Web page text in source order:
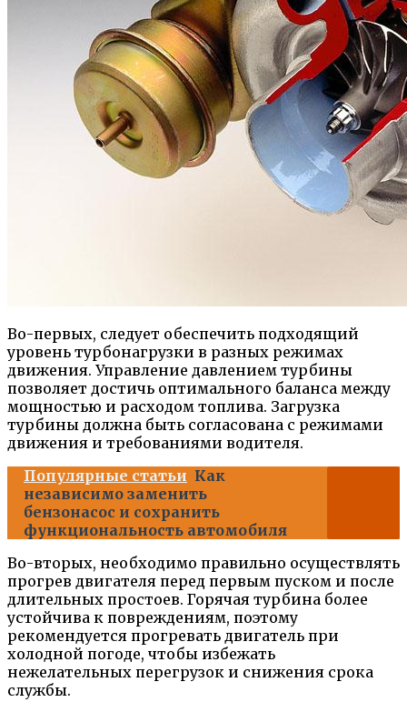
Во-первых, следует обеспечить подходящий
уровень турбонагрузки в разных режимах
движения. Управление давлением турбины
позволяет достичь оптимального баланса между
мощностью и расходом топлива. Загрузка
турбины должна быть согласована с режимами
движения и требованиями водителя.
Популярные статьи Как
независимо заменить
бензонасос и сохранить
функциональность автомобиля
Во-вторых, необходимо правильно осуществлять
прогрев двигателя перед первым пуском и после
длительных простоев. Горячая турбина более
устойчива к повреждениям, поэтому
рекомендуется прогревать двигатель при
холодной погоде, чтобы избежать
нежелательных перегрузок и снижения срока
службы.